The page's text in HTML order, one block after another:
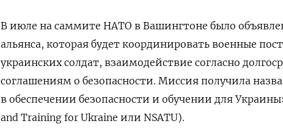
В июле на саммите НАТО в Вашингтоне было
альянса, которая будет координировать военные
украинских солдат, взаимодействие согласно
соглашениям о безопасности. Миссия получила
в обеспечении безопасности и обучении для
and Training for Ukraine или NSATU).